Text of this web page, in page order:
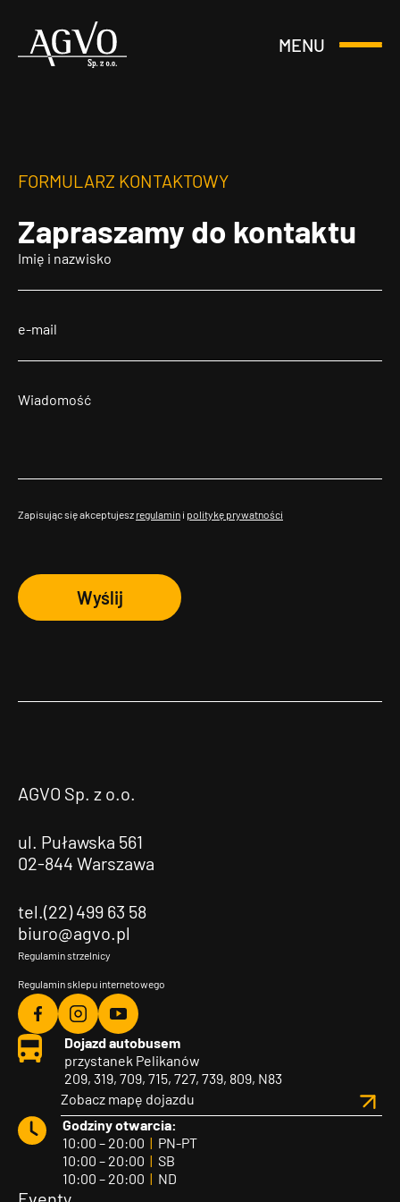
Header
MENU
Otwórz
FORMULARZ KONTAKTOWY
Zapraszamy do kontaktu
Zapisując się akceptujesz regulamin i politykę prywatności
Wyślij
AGVO Sp. z o.o.
ul. Puławska 561
02-844 Warszawa
tel.(22) 499 63 58
biuro@agvo.pl
Regulamin strzelnicy
Regulamin sklepu internetowego
Agvo
Facebook
Agvo
Instagram
Agvo
YouTube
Dojazd autobusem
przystanek Pelikanów
209, 319, 709, 715, 727, 739, 809, N83
Zobacz mapę dojazdu
Godziny otwarcia:
10:00 – 20:00 | PN-PT
10:00 – 20:00 | SB
10:00 – 20:00 | ND